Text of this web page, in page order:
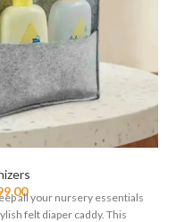
all your nursery essentials
felt diaper caddy. This